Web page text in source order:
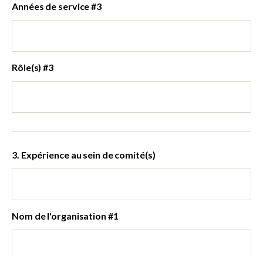
Années de service #3
Rôle(s) #3
3. Expérience au sein de comité(s)
Nom de l'organisation #1